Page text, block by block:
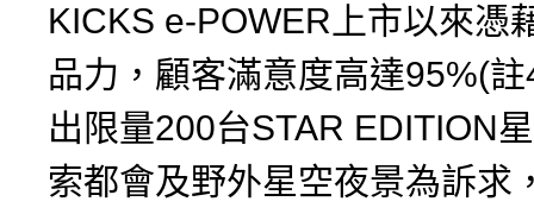
KICKS e-POWER上市以來憑
品力，顧客滿意度高達95%(
出限量200台STAR EDITION
索都會及野外星空夜景為訴求